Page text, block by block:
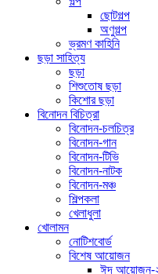
ছোটগল্প
অণুগল্প
ভ্রমণ কাহিনি
ছড়া সাহিত্য
ছড়া
শিশুতোষ ছড়া
কিশোর ছড়া
বিনোদন বিচিত্রা
বিনোদন-চলচিত্র
বিনোদন-গান
বিনোদন-টিভি
বিনোদন-নাটক
বিনোদন-মঞ্চ
শিল্পকলা
খেলাধুলা
খোলামন
নোটিশবোর্ড
বিশেষ আয়োজন
ঈদ আয়োজন-